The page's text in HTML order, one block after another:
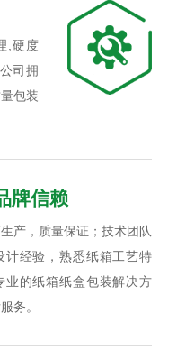
,硬度
司拥
包装
牌信赖
产，质量保证；技术团队
计经验，熟悉纸箱工艺特
业的纸箱纸盒包装解决方
务。